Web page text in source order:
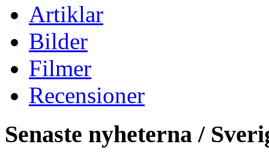
Artiklar
Bilder
Filmer
Recensioner
Senaste nyheterna /